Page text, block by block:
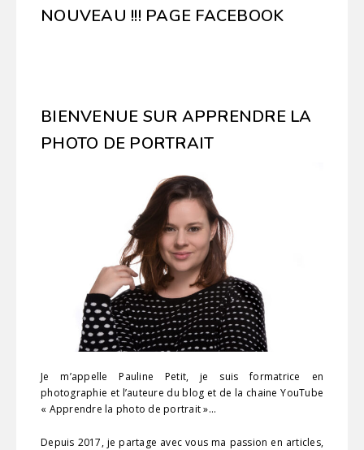
NOUVEAU !!! PAGE FACEBOOK
BIENVENUE SUR APPRENDRE LA
PHOTO DE PORTRAIT
Je m’appelle Pauline Petit, je suis formatrice en
photographie et l’auteure du blog et de la chaine YouTube
« Apprendre la photo de portrait »…
Depuis 2017, je partage avec vous ma passion en articles,